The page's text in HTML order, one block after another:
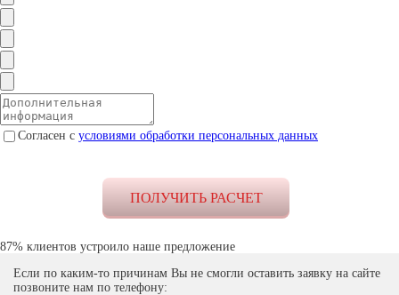
Согласен с условиями обработки персональных данных
87% клиентов устроило наше предложение
Если по каким-то причинам Вы не смогли оставить заявку на сайте
позвоните нам по телефону: